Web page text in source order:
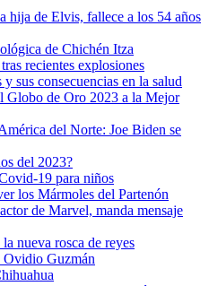
hija de Elvis, fallece a los 54 años
de Chichén Itza
recientes explosiones
sus consecuencias en la salud
Globo de Oro 2023 a la Mejor
del Norte: Joe Biden se
del 2023?
19 para niños
los Mármoles del Partenón
de Marvel, manda mensaje
nueva rosca de reyes
Ovidio Guzmán